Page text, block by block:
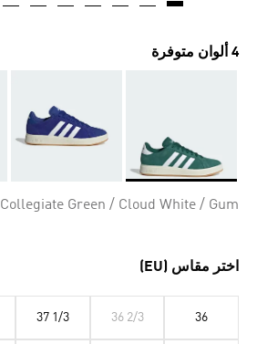
4 ألوان متوفرة
Collegiate Green / Cloud White / Gum
اختر مقاس (EU)
36
36 2/3
37 1/3